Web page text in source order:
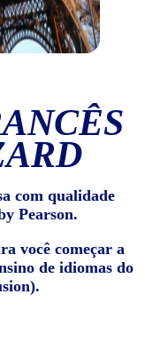
com qualidade
Pearson.
você começar a
de idiomas do